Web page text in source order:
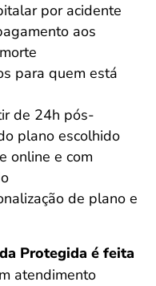
por acidente
aos
para quem está
de 24h pós-
plano escolhido
online e com
de plano e
Protegida é feita
atendimento